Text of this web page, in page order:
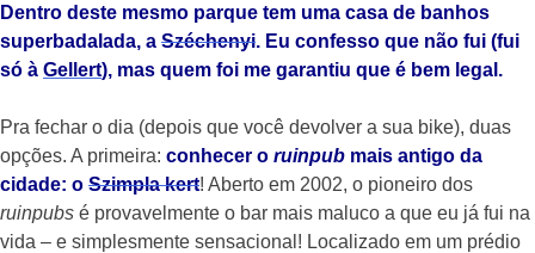
Dentro deste mesmo parque tem uma casa de banhos
superbadalada, a Széchenyi. Eu confesso que não fui (fui
só à Gellert), mas quem foi me garantiu que é bem legal.
Pra fechar o dia (depois que você devolver a sua bike), duas
opções. A primeira: conhecer o ruinpub mais antigo da
cidade: o Szimpla kert! Aberto em 2002, o pioneiro dos
ruinpubs é provavelmente o bar mais maluco a que eu já fui na
vida – e simplesmente sensacional! Localizado em um prédio